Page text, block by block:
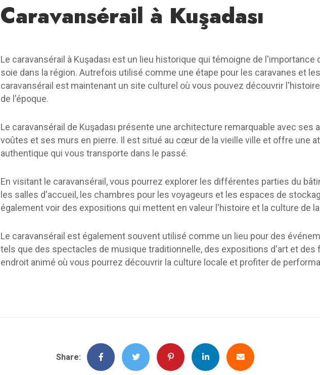
Caravansérail à Kuşadası
Le caravansérail à Kuşadası est un lieu historique qui témoigne de l'importance
soie dans la région. Autrefois utilisé comme une étape pour les caravanes et
caravansérail est maintenant un site culturel où vous pouvez découvrir
de l'époque.
Le caravansérail de Kuşadası présente une architecture remarquable avec ses
voûtes et ses murs en pierre. Il est situé au cœur de la vieille ville et offre une
authentique qui vous transporte dans le passé.
En visitant le caravansérail, vous pourrez explorer les différentes parties du
les salles d'accueil, les chambres pour les voyageurs et les espaces de
également voir des expositions qui mettent en valeur l'histoire et la culture de
Le caravansérail est également souvent utilisé comme un lieu pour des
tels que des spectacles de musique traditionnelle, des expositions d'art et des
endroit animé où vous pourrez découvrir la culture locale et profiter de
Share: